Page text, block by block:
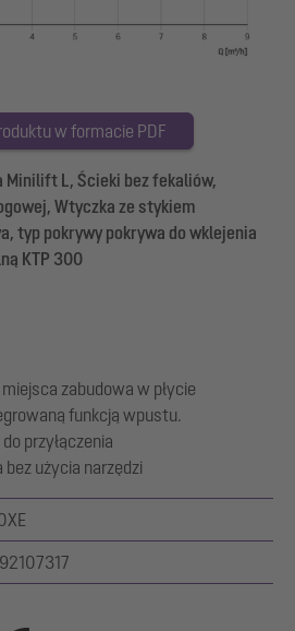
w formacie PDF
Minilift L, Ścieki bez fekaliów,
Wtyczka ze stykiem
typ pokrywy pokrywa do wklejenia
KTP 300
zabudowa w płycie
funkcją wpustu.
przyłączenia
użycia narzędzi